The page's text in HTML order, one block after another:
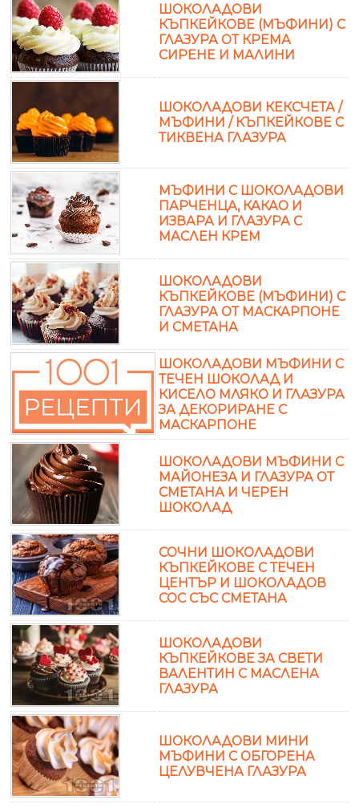
ШОКОЛАДОВИ
КЪПКЕЙКОВЕ (МЪФИНИ) С
ГЛАЗУРА ОТ КРЕМА
СИРЕНЕ И МАЛИНИ
ШОКОЛАДОВИ КЕКСЧЕТА /
МЪФИНИ / КЪПКЕЙКОВЕ С
ТИКВЕНА ГЛАЗУРА
МЪФИНИ С ШОКОЛАДОВИ
ПАРЧЕНЦА, КАКАО И
ИЗВАРА И ГЛАЗУРА С
МАСЛЕН КРЕМ
ШОКОЛАДОВИ
КЪПКЕЙКОВЕ (МЪФИНИ) С
ГЛАЗУРА ОТ МАСКАРПОНЕ
И СМЕТАНА
ШОКОЛАДОВИ МЪФИНИ С
ТЕЧЕН ШОКОЛАД И
КИСЕЛО МЛЯКО И ГЛАЗУРА
ЗА ДЕКОРИРАНЕ С
МАСКАРПОНЕ
ШОКОЛАДОВИ МЪФИНИ С
МАЙОНЕЗА И ГЛАЗУРА ОТ
СМЕТАНА И ЧЕРЕН
ШОКОЛАД
СОЧНИ ШОКОЛАДОВИ
КЪПКЕЙКОВЕ С ТЕЧЕН
ЦЕНТЪР И ШОКОЛАДОВ
СОС СЪС СМЕТАНА
ШОКОЛАДОВИ
КЪПКЕЙКОВЕ ЗА СВЕТИ
ВАЛЕНТИН С МАСЛЕНА
ГЛАЗУРА
ШОКОЛАДОВИ МИНИ
МЪФИНИ С ОБГОРЕНА
ЦЕЛУВЧЕНА ГЛАЗУРА